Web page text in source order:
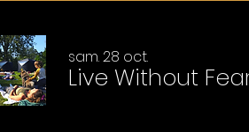
sam. 28 oct.
Live Without